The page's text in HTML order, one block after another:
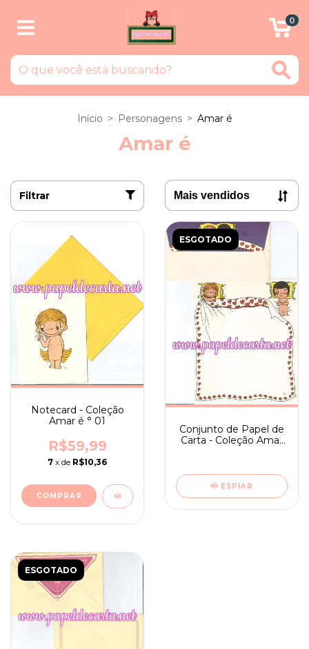
0
Início > Personagens > Amar é
Amar é
Filtrar
Notecard - Coleção
Amar é ° 01
R$59,99
7 x de R$10,36
ESGOTADO
Conjunto de Papel de
Carta - Coleção Amar
ESPIAR
ESGOTADO